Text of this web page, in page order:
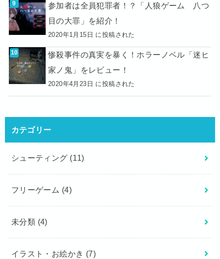
参加者は全員犯罪者！？「人狼ゲーム 八つ
目の大罪」を紹介！
2020年1月15日 に投稿された
惨殺事件の真実を暴く！ホラーノベル「迷ヒ
家ノ鬼」をレビュー！
2020年4月23日 に投稿された
カテゴリー
シューティング (11)
フリーゲーム (4)
未分類 (4)
イラスト・お絵かき (7)